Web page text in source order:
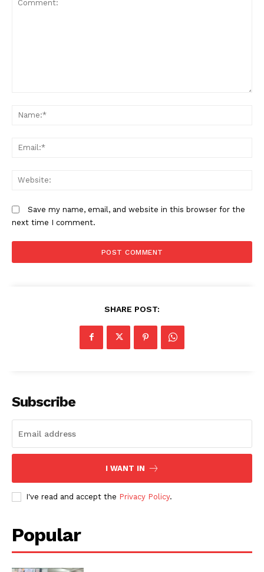
Save my name, email, and website in this browser for the
next time I comment.
SHARE POST:
Subscribe
I WANT IN
I've read and accept the Privacy Policy.
Popular